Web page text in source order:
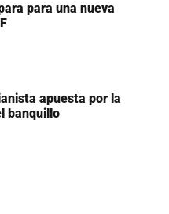
para una nueva
apuesta por la
banquillo